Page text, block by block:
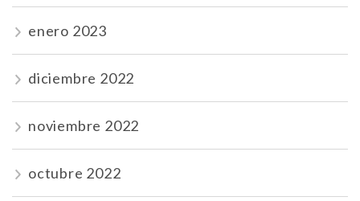
enero 2023
diciembre 2022
noviembre 2022
octubre 2022